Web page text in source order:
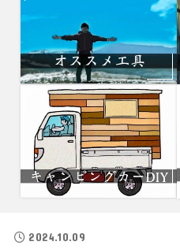
2024.10.09